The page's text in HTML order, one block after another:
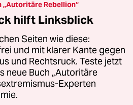
„Autoritäre Rebellion“
hilft Linksblick
Seiten wie diese:
und mit klarer Kante gegen
und Rechtsruck. Teste jetzt
neue Buch „Autoritäre
Experten